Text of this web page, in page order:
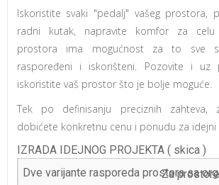
Iskoristite svaki "pedalj" vašeg prostora,
radni kutak, napravite komfor za celu
prostora ima mogućnost za to sve
raspoređeni i iskorišteni. Pozovite i uz
iskoristite vaš prostor što je bolje moguće.
Tek po definisanju preciznih zahteva,
dobićete konkretnu cenu i ponudu za idejni
IZRADA IDEJNOG PROJEKTA ( skica )
Za